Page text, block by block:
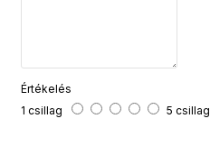
Értékelés
1 csillag
5 csillag